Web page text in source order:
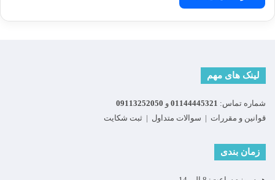
لینک های مهم
شماره تماس: 01144445321 و 09113252050
قوانین و مقررات | سوالات متداول | ثبت شکایت
زمان بندی